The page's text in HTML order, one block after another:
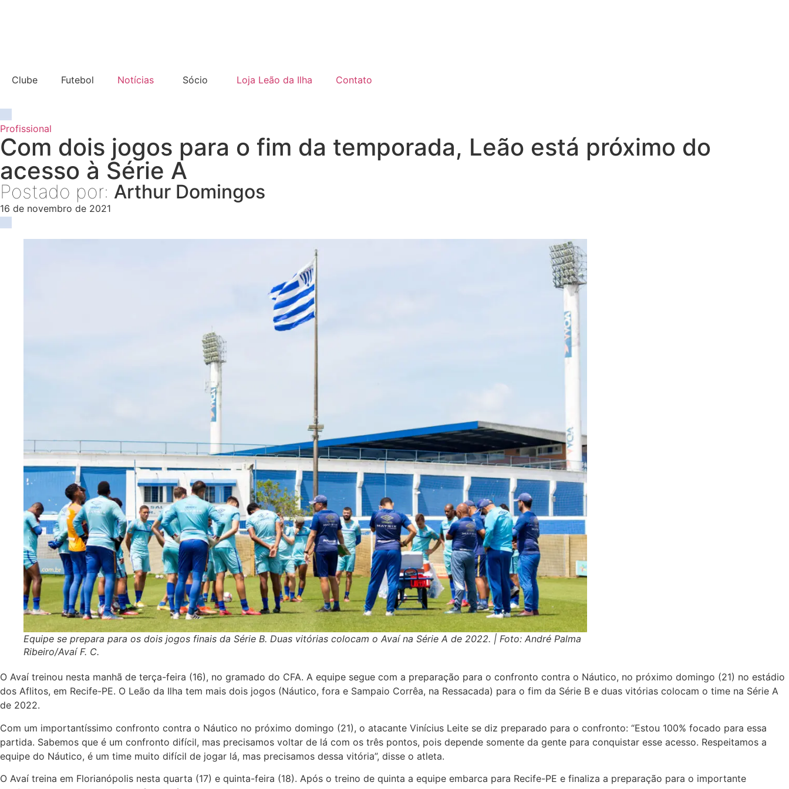
Clube Futebol Notícias Sócio Loja Leão da Ilha Contato
Profissional
Com dois jogos para o fim da temporada, Leão está próximo do
acesso à Série A
Postado por: Arthur Domingos
16 de novembro de 2021
Equipe se prepara para os dois jogos finais da Série B. Duas vitórias colocam o Avaí na Série A de 2022. | Foto: André Palma
Ribeiro/Avaí F. C.
O Avaí treinou nesta manhã de terça-feira (16), no gramado do CFA. A equipe segue com a preparação para o confronto contra o Náutico, no próximo domingo (21) no estádio
dos Aflitos, em Recife-PE. O Leão da Ilha tem mais dois jogos (Náutico, fora e Sampaio Corrêa, na Ressacada) para o fim da Série B e duas vitórias colocam o time na Série A
de 2022.
Com um importantíssimo confronto contra o Náutico no próximo domingo (21), o atacante Vinícius Leite se diz preparado para o confronto: “Estou 100% focado para essa
partida. Sabemos que é um confronto difícil, mas precisamos voltar de lá com os três pontos, pois depende somente da gente para conquistar esse acesso. Respeitamos a
equipe do Náutico, é um time muito difícil de jogar lá, mas precisamos dessa vitória”, disse o atleta.
O Avaí treina em Florianópolis nesta quarta (17) e quinta-feira (18). Após o treino de quinta a equipe embarca para Recife-PE e finaliza a preparação para o importante